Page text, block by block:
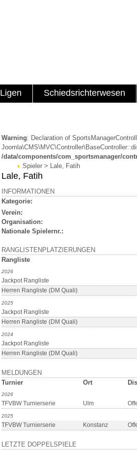
Ligen Schiedsrichterwesen
Warning: Declaration of
/data/components/com_sportsmanager/
Spieler > Lale, Fatih
Lale, Fatih
INFORMATIONEN
Kategorie:
Verein:
Organisation:
Nationale Spielernr.:
RANGLISTENPLATZIERUNGEN
Rangliste
2026
Jackpot Rangliste
Herren Rangliste (DM Quali)
2025
Jackpot Rangliste
Herren Rangliste (DM Quali)
2024
Jackpot Rangliste
Herren Rangliste (DM Quali)
MELDUNGEN
Turnier
Ort
2026
TFVBW Turnierserie Ulm
2025
TFVBW Turnierserie Konstanz
LETZTE DOPPELSPIELE